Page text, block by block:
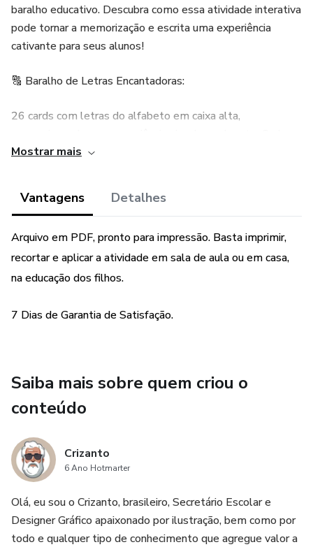
baralho educativo. Descubra como essa atividade interativa
pode tornar a memorização e escrita uma experiência
cativante para seus alunos!
🔠 Baralho de Letras Encantadoras:
26 cards com letras do alfabeto em caixa alta,
card possui 4 quadradinhos nos cantos para uma
🎨 Atividade Estimulante:
No primeiro quadradinho, o aluno contorna a letra,
desenvolvendo habilidades motoras finas. Nos demais
quadradinhos da carta, a tarefa é reproduzir a letra,
educativa. Estimule a participação ativa dos alunos,
tornando o aprendizado mais envolvente.
📧 Acesso Rápido e Conveniente:
Após a compra, o acesso ao material será enviado
sua Caixa de Entrada e o SPAM para garantir o
recebimento sem contratempos.
Mostrar mais
Vantagens Detalhes
Arquivo em PDF, pronto para impressão. Basta imprimir,
recortar e aplicar a atividade em sala de aula ou em casa,
na educação dos filhos.
7 Dias de Garantia de Satisfação.
Saiba mais sobre quem criou o
conteúdo
Crizanto
6 Ano Hotmarter
Olá, eu sou o Crizanto, brasileiro, Secretário Escolar e
Designer Gráfico apaixonado por ilustração, bem como por
todo e qualquer tipo de conhecimento que agregue valor a